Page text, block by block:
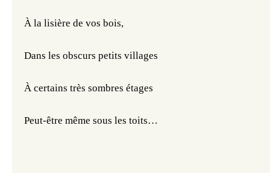
À la lisière de vos bois,
Dans les obscurs petits villages
À certains très sombres étages
Peut-être même sous les toits…